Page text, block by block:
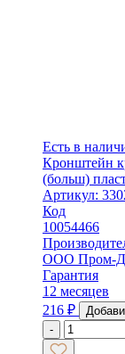
Есть в
Кронштейн
(больш)
Артикул:
Код
10054466
ООО Пром-
Гарантия
12 месяцев
216 ₽
-